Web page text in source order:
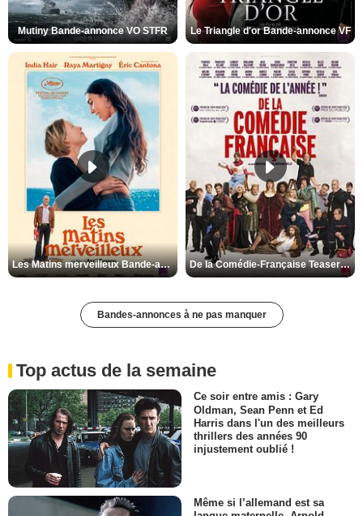
Mutiny Bande-annonce VO STFR Le Triangle d'or Bande-annonce VF
Les Matins merveilleux Bande-annonce VF De la Comédie-Française Teaser VF
Bandes-annonces à ne pas manquer
Top actus de la semaine
Ce soir entre amis : Gary
Oldman, Sean Penn et Ed
Harris dans l'un des meilleurs
thrillers des années 90
injustement oublié !
Même si l’allemand est sa